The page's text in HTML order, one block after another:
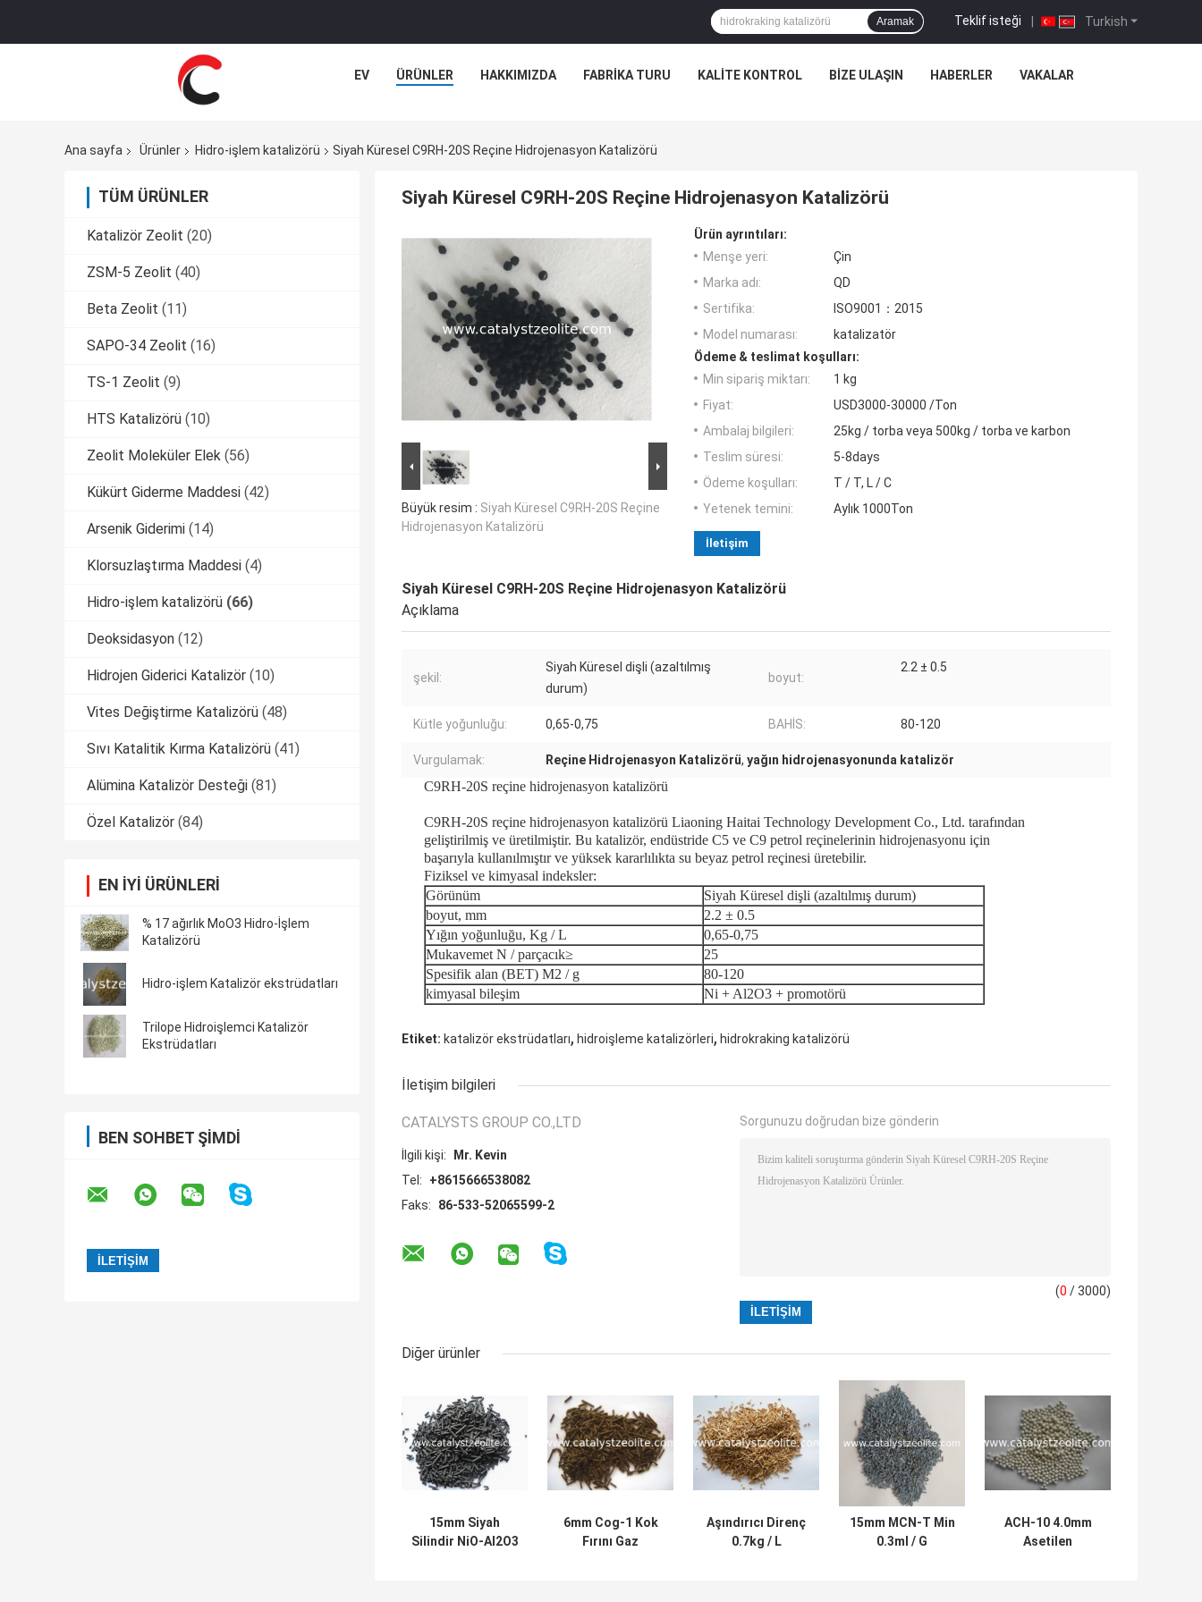
Turkish
Teklif isteği |
Aramak
EV ÜRÜNLER HAKKIMIZDA FABRIKA TURU KALITE KONTROL BIZE ULAŞIN HABERLER VAKALAR
Ana sayfa Ürünler Hidro-işlem katalizörü Siyah Küresel C9RH-20S Reçine Hidrojenasyon Katalizörü
TÜM ÜRÜNLER
Katalizör Zeolit (20)
ZSM-5 Zeolit (40)
Beta Zeolit (11)
SAPO-34 Zeolit (16)
TS-1 Zeolit (9)
HTS Katalizörü (10)
Zeolit ​​Moleküler Elek (56)
Kükürt Giderme Maddesi (42)
Arsenik Giderimi (14)
Klorsuzlaştırma Maddesi (4)
Hidro-işlem katalizörü (66)
Deoksidasyon (12)
Hidrojen Giderici Katalizör (10)
Vites Değiştirme Katalizörü (48)
Sıvı Katalitik Kırma Katalizörü (41)
Alümina Katalizör Desteği (81)
Özel Katalizör (84)
EN IYI ÜRÜNLERI
% 17 ağırlık MoO3 Hidro-İşlem
Katalizörü
Hidro-işlem Katalizör ekstrüdatları
Trilope Hidroişlemci Katalizör
Ekstrüdatları
BEN SOHBET ŞIMDI
Siyah Küresel C9RH-20S Reçine Hidrojenasyon Katalizörü
Büyük resim : Siyah Küresel C9RH-20S Reçine
Hidrojenasyon Katalizörü
Ürün ayrıntıları:
Menşe yeri:
Çin
Marka adı:
QD
Sertifika:
ISO9001：2015
Model numarası:
katalizatör
Ödeme & teslimat koşulları:
Min sipariş miktarı:
1 kg
Fiyat:
USD3000-30000 /Ton
Ambalaj bilgileri:
25kg / torba veya 500kg / torba ve karbon
Teslim süresi:
5-8days
Ödeme koşulları:
T / T, L / C
Yetenek temini:
Aylık 1000Ton
İletişim
Siyah Küresel C9RH-20S Reçine Hidrojenasyon Katalizörü
Açıklama
şekil:
Siyah Küresel dişli (azaltılmış
durum)
boyut:
2.2 ± 0.5
Kütle yoğunluğu: 0,65-0,75 BAHİS: 80-120
Vurgulamak: Reçine Hidrojenasyon Katalizörü, yağın hidrojenasyonunda katalizör
C9RH-20S reçine hidrojenasyon katalizörü
C9RH-20S reçine hidrojenasyon katalizörü Liaoning Haitai Technology Development Co., Ltd. tarafından
geliştirilmiş ve üretilmiştir. Bu katalizör, endüstride C5 ve C9 petrol reçinelerinin hidrojenasyonu için
başarıyla kullanılmıştır ve yüksek kararlılıkta su beyaz petrol reçinesi üretebilir.
Fiziksel ve kimyasal indeksler:
Görünüm
Siyah Küresel dişli (azaltılmış durum)
boyut, mm
2.2 ± 0.5
Yığın yoğunluğu, Kg / L
0,65-0,75
Mukavemet N / parçacık≥
25
Spesifik alan (BET) M2 / g
80-120
kimyasal bileşim
Ni + Al2O3 + promotörü
Etiket: katalizör ekstrüdatları, hidroişleme katalizörleri, hidrokraking katalizörü
İletişim bilgileri
CATALYSTS GROUP CO.,LTD
İlgili kişi:
Mr. Kevin
Tel:
+8615666538082
Faks:
86-533-52065599-2
Sorgunuzu doğrudan bize gönderin
(0 / 3000)
Diğer ürünler
15mm Siyah
Silindir NiO-Al2O3
6mm Cog-1 Kok
Fırını Gaz
Aşındırıcı Direnç
0.7kg / L
15mm MCN-T Min
0.3ml / G
ACH-10 4.0mm
Asetilen